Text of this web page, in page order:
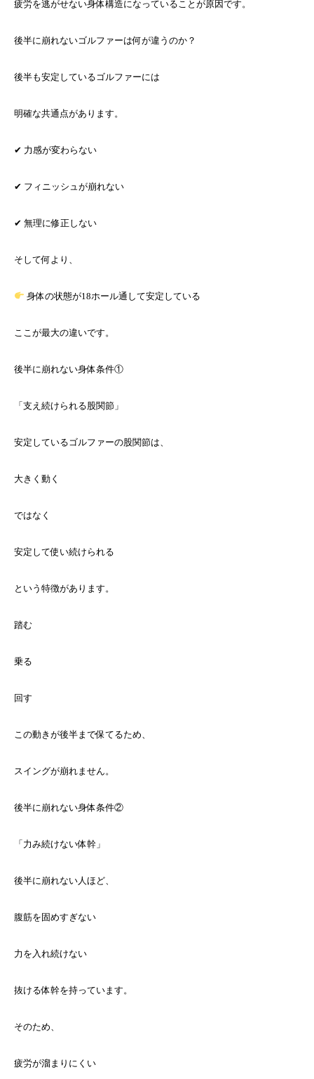
疲労を逃がせない身体構造になっていることが原因です。
後半に崩れないゴルファーは何が違うのか？
後半も安定しているゴルファーには
明確な共通点があります。
✔ 力感が変わらない
✔ フィニッシュが崩れない
✔ 無理に修正しない
そして何より、
身体の状態が18ホール通して安定している
ここが最大の違いです。
後半に崩れない身体条件①
「支え続けられる股関節」
安定しているゴルファーの股関節は、
大きく動く
ではなく
安定して使い続けられる
という特徴があります。
踏む
乗る
回す
この動きが後半まで保てるため、
スイングが崩れません。
後半に崩れない身体条件②
「力み続けない体幹」
後半に崩れない人ほど、
腹筋を固めすぎない
力を入れ続けない
抜ける体幹を持っています。
そのため、
疲労が溜まりにくい